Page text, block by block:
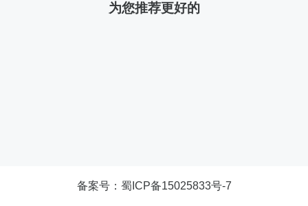
为您推荐更好的
备案号： 蜀ICP备15025833号-7